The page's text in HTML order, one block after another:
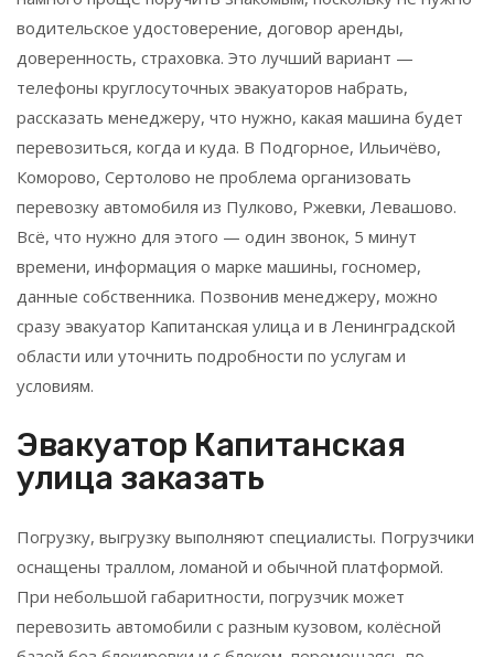
водительское удостоверение, договор аренды,
доверенность, страховка. Это лучший вариант —
телефоны круглосуточных эвакуаторов набрать,
рассказать менеджеру, что нужно, какая машина будет
перевозиться, когда и куда. В Подгорное, Ильичёво,
Коморово, Сертолово не проблема организовать
перевозку автомобиля из Пулково, Ржевки, Левашово.
Всё, что нужно для этого — один звонок, 5 минут
времени, информация о марке машины, госномер,
данные собственника. Позвонив менеджеру, можно
сразу эвакуатор Капитанская улица и в Ленинградской
области или уточнить подробности по услугам и
условиям.
Эвакуатор Капитанская
улица заказать
Погрузку, выгрузку выполняют специалисты. Погрузчики
оснащены траллом, ломаной и обычной платформой.
При небольшой габаритности, погрузчик может
перевозить автомобили с разным кузовом, колёсной